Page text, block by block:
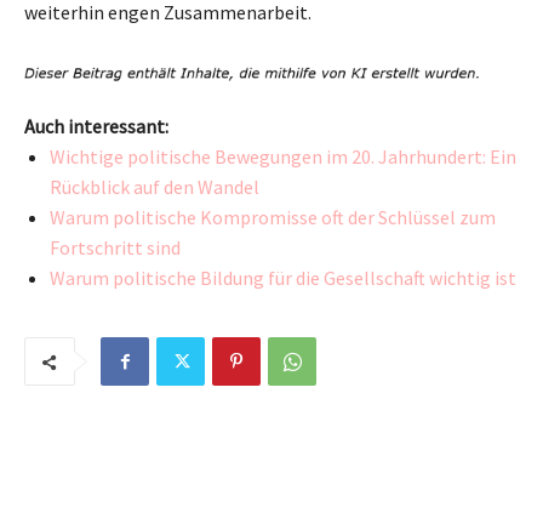
weiterhin engen Zusammenarbeit.
Auch interessant:
Wichtige politische Bewegungen im 20. Jahrhundert: Ein
Rückblick auf den Wandel
Warum politische Kompromisse oft der Schlüssel zum
Fortschritt sind
Warum politische Bildung für die Gesellschaft wichtig ist